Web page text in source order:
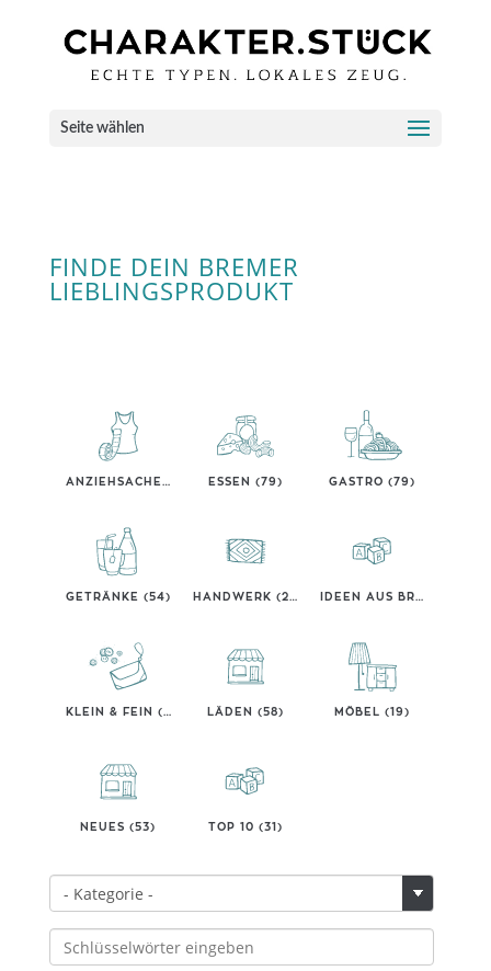
Seite wählen
FINDE DEIN BREMER
LIEBLINGSPRODUKT
ANZIEHSACHEN (40) ESSEN (79) GASTRO (79)
GETRÄNKE (54) HANDWERK (23) IDEEN AUS BREMEN (32)
KLEIN & FEIN (18) LÄDEN (58) MÖBEL (19)
NEUES (53) TOP 10 (31)